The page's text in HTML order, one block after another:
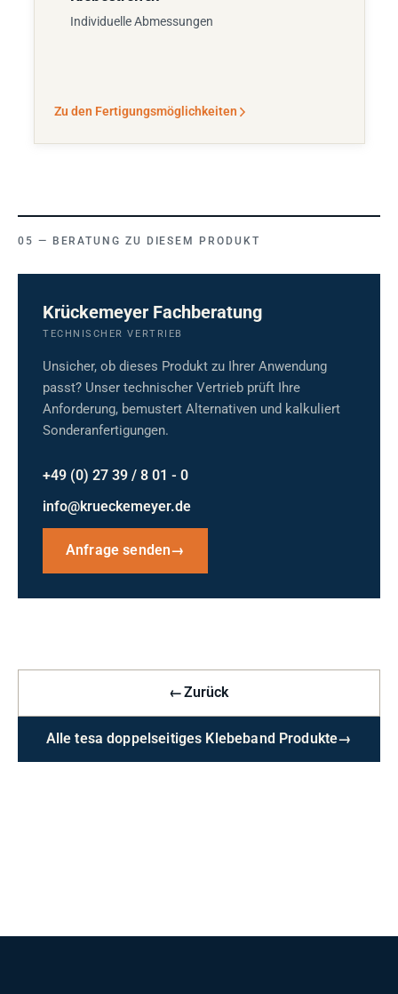
Individuelle Abmessungen
Zu den Fertigungsmöglichkeiten
BERATUNG ZU DIESEM PRODUKT
Krückemeyer Fachberatung
TECHNISCHER VERTRIEB
Unsicher, ob dieses Produkt zu Ihrer Anwendung
passt? Unser technischer Vertrieb prüft Ihre
Anforderung, bemustert Alternativen und kalkuliert
Sonderanfertigungen.
+49 (0) 27 39 / 8 01 - 0
info@krueckemeyer.de
Anfrage senden→
←Zurück
Alle tesa doppelseitiges Klebeband Produkte→